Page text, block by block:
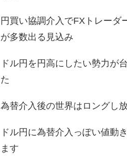
円買い協調介入でFXトレーダ
が多数出る見込み
ドル円を円高にしたい勢力が
た
為替介入後の世界はロングし
ドル円に為替介入っぽい値動
ます